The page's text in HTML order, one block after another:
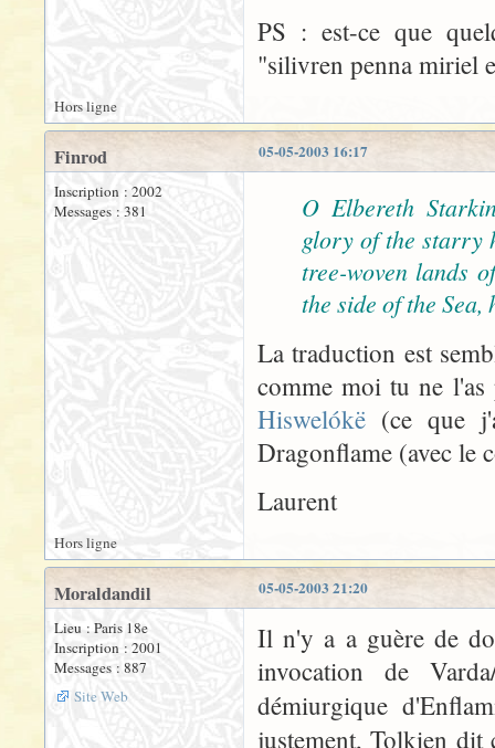
PS : est-ce que
"silivren penna miriel
Hors ligne
05-05-2003 16:17
Finrod
Inscription : 2002
Messages : 381
O Elbereth
glory of the starry
tree-woven lands
the side of the
La traduction est
comme moi tu ne
Hiswelókë (ce que
Dragonflame (avec le
Laurent
Hors ligne
05-05-2003 21:20
Moraldandil
Lieu : Paris 18e
Inscription : 2001
Messages : 887
Site Web
Il n'y a a guère de
invocation de
démiurgique
justement, Tolkien